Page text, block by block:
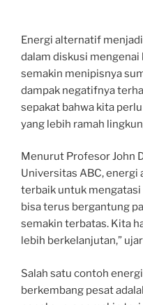
Energi alternatif
dalam diskusi mengenai
semakin menipisnya
dampak negatifnya
sepakat bahwa kita
yang lebih ramah
Menurut Profesor John
Universitas ABC,
terbaik untuk
bisa terus bergantung
semakin terbatas. Kita
lebih berkelanjutan,”
Salah satu contoh
berkembang pesat